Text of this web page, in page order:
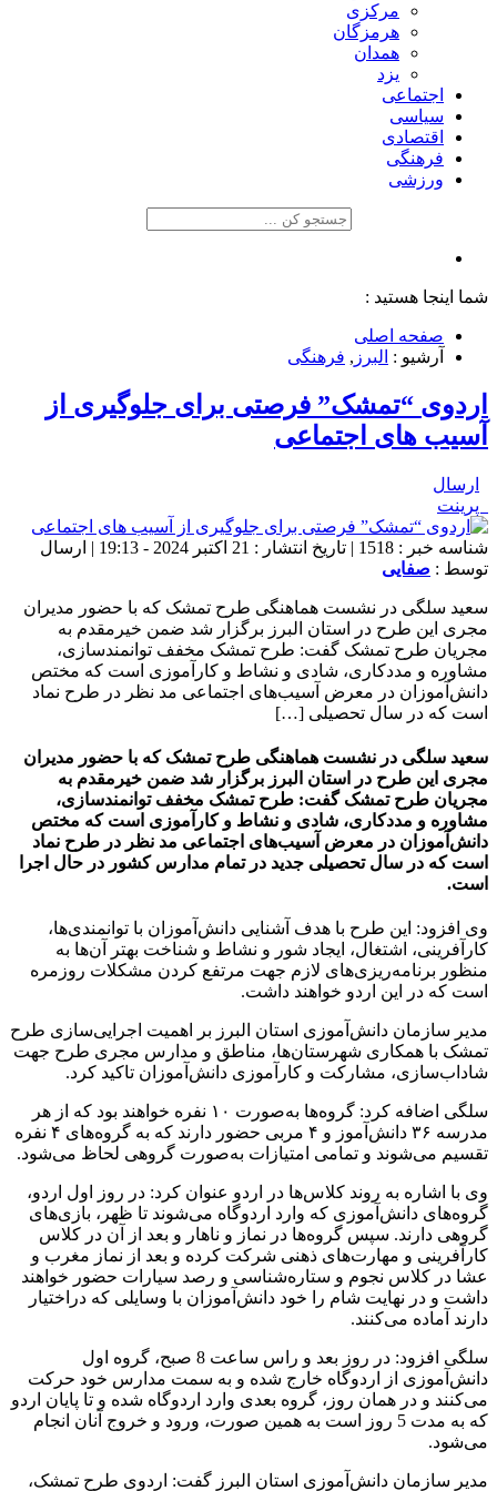
مرکزی
هرمزگان
همدان
یزد
اجتماعی
سیاسی
اقتصادی
فرهنگی
ورزشی
شما اینجا هستید :
صفحه اصلی
آرشیو : البرز , فرهنگی
اردوی “تمشک” فرصتی برای جلوگیری از
آسیب های اجتماعی
ارسال
پرینت
شناسه خبر : 1518 | تاریخ انتشار : 21 اکتبر 2024 - 19:13 | ارسال
توسط : صفایی
سعید سلگی در نشست هماهنگی طرح تمشک که با حضور مدیران
مجری این طرح در استان البرز برگزار شد ضمن خیرمقدم به
مجریان طرح تمشک گفت: طرح تمشک مخفف توانمندسازی،
مشاوره و مددکاری، شادی و نشاط و کارآموزی است که مختص
دانش‌آموزان در معرض آسیب‌های اجتماعی مد نظر در طرح نماد
است که در سال تحصیلی […]
سعید سلگی در نشست هماهنگی طرح تمشک که با حضور مدیران
مجری این طرح در استان البرز برگزار شد ضمن خیرمقدم به
مجریان طرح تمشک گفت: طرح تمشک مخفف توانمندسازی،
مشاوره و مددکاری، شادی و نشاط و کارآموزی است که مختص
دانش‌آموزان در معرض آسیب‌های اجتماعی مد نظر در طرح نماد
است که در سال تحصیلی جدید در تمام مدارس کشور در حال اجرا
است.
وی افزود: این طرح با هدف آشنایی دانش‌آموزان با توانمندی‌ها،
کارآفرینی، اشتغال، ایجاد شور و نشاط و شناخت بهتر آن‌ها به
منظور برنامه‌ریزی‌های لازم جهت مرتفع کردن مشکلات روزمره
است که در این اردو خواهند داشت.
مدیر سازمان دانش‌آموزی استان البرز بر اهمیت اجرایی‌سازی طرح
تمشک با همکاری شهرستان‌ها، مناطق و مدارس مجری طرح جهت
شاداب‌سازی، مشارکت و کارآموزی دانش‌آموزان تاکید کرد.
سلگی اضافه کرد: گروه‌ها به‌صورت ۱۰ نفره خواهند بود که از هر
مدرسه ۳۶ دانش‌آموز و ۴ مربی حضور دارند که به گروه‌های ۴ نفره
تقسیم می‌شوند و تمامی امتیازات به‌صورت گروهی لحاظ می‌شود.
وی با اشاره به روند کلاس‌ها در اردو عنوان کرد: در روز اول اردو،
گروه‌های دانش‌آموزی که وارد اردوگاه می‌شوند تا ظهر، بازی‌های
گروهی دارند. سپس گروه‌ها در نماز و ناهار و بعد از آن در کلاس
کارآفرینی و مهارت‌های ذهنی شرکت کرده و بعد از نماز مغرب و
عشا در کلاس نجوم و ستاره‌شناسی و رصد سیارات حضور خواهند
داشت و در نهایت شام را خود دانش‌آموزان با وسایلی که دراختیار
دارند آماده می‌کنند.
سلگی افزود: در روز بعد و راس ساعت 8 صبح، گروه اول
دانش‌آموزی از اردوگاه خارج شده و به سمت مدارس خود حرکت
می‌کنند و در همان روز، گروه بعدی وارد اردوگاه شده و تا پایان اردو
که به مدت 5 روز است به همین صورت، ورود و خروج آنان انجام
می‌شود.
مدیر سازمان دانش‌آموزی استان البرز گفت: اردوی طرح تمشک،